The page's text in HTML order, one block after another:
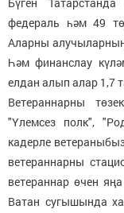
Бүген
федераль һәм 49
Аларны
Һәм финанслау
елдан алып алар 1,7
Ветераннарны
"Үлемсез полк",
кадерле
ветераннарны
ветераннар өчен
Ватан сугышында